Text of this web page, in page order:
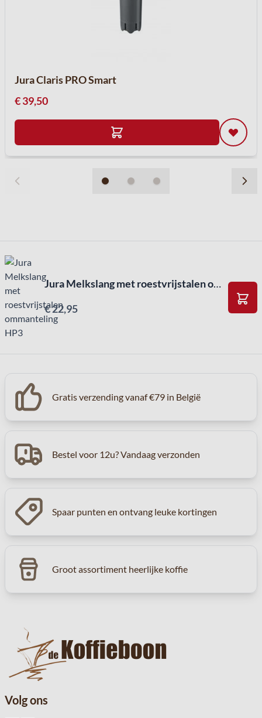
Jura Claris PRO Smart
€ 39,50
Jura Melkslang met roestvrijstalen ommanteling HP3
€ 22,95
In
Gratis verzending vanaf €79 in België
Bestel voor 12u? Vandaag verzonden
Spaar punten en ontvang leuke kortingen
Groot assortiment heerlijke koffie
Volg ons